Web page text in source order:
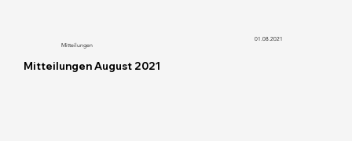
Mitteilungen August 2021
Mitteilungen
01.08.2021